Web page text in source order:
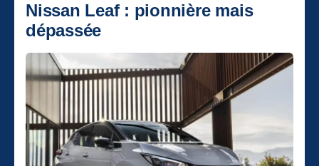
Nissan Leaf : pionnière mais
dépassée